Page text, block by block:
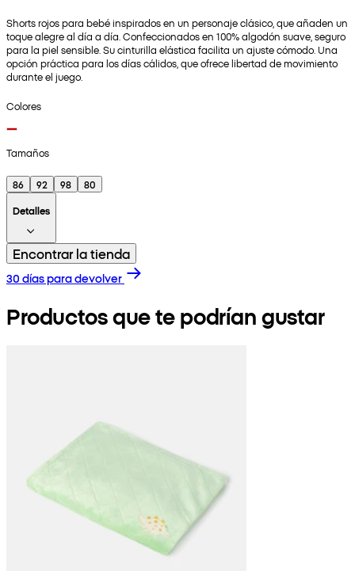
Shorts rojos para bebé inspirados en un personaje clásico, que añaden un
toque alegre al día a día. Confeccionados en 100% algodón suave, seguro
para la piel sensible. Su cinturilla elástica facilita un ajuste cómodo. Una
opción práctica para los días cálidos, que ofrece libertad de movimiento
durante el juego.
Colores
Tamaños
86 92 98
80
Detalles
Encontrar la tienda
30 días para devolver
Productos que te podrían gustar